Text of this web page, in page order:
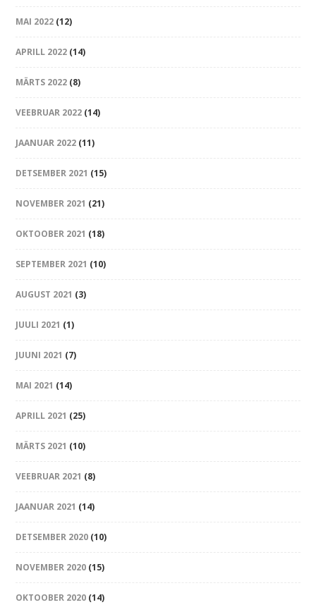
MAI 2022 (12)
APRILL 2022 (14)
MÄRTS 2022 (8)
VEEBRUAR 2022 (14)
JAANUAR 2022 (11)
DETSEMBER 2021 (15)
NOVEMBER 2021 (21)
OKTOOBER 2021 (18)
SEPTEMBER 2021 (10)
AUGUST 2021 (3)
JUULI 2021 (1)
JUUNI 2021 (7)
MAI 2021 (14)
APRILL 2021 (25)
MÄRTS 2021 (10)
VEEBRUAR 2021 (8)
JAANUAR 2021 (14)
DETSEMBER 2020 (10)
NOVEMBER 2020 (15)
OKTOOBER 2020 (14)